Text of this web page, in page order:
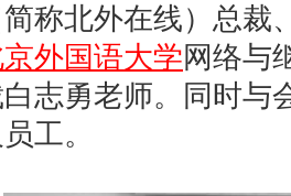
称北外在线）总裁
外国语大学网络与
志勇老师。同时与
工。